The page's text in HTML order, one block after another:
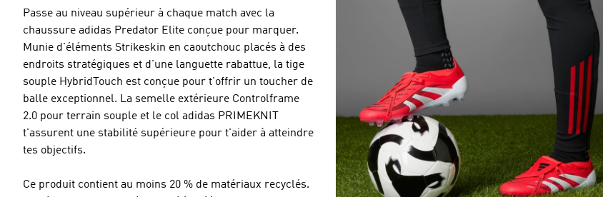
Passe au niveau supérieur à chaque match avec la
chaussure adidas Predator Elite conçue pour marquer.
Munie d'éléments Strikeskin en caoutchouc placés à des
endroits stratégiques et d'une languette rabattue, la tige
souple HybridTouch est conçue pour t'offrir un toucher de
balle exceptionnel. La semelle extérieure Controlframe
2.0 pour terrain souple et le col adidas PRIMEKNIT
t'assurent une stabilité supérieure pour t'aider à atteindre
tes objectifs.
Ce produit contient au moins 20 % de matériaux recyclés.